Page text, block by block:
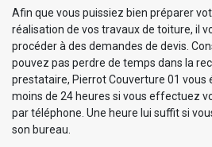
Afin que vous puissiez bien préparer
réalisation de vos travaux de toiture, il
procéder à des demandes de devis.
pouvez pas perdre de temps dans la
prestataire, Pierrot Couverture 01 vous
moins de 24 heures si vous effectuez
par téléphone. Une heure lui suffit si
son bureau.